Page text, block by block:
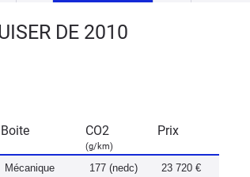
DE 2010
Boite CO2
(g/km)
Prix
Mécanique 177 (nedc) 23 720 €